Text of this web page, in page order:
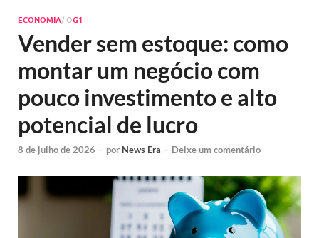
ECONOMIA/ OG1
Vender sem estoque: como
montar um negócio com
pouco investimento e alto
potencial de lucro
8 de julho de 2026 - por News Era - Deixe um comentário